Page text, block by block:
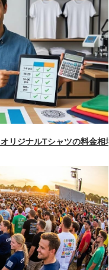
リジナルTシャツの料金